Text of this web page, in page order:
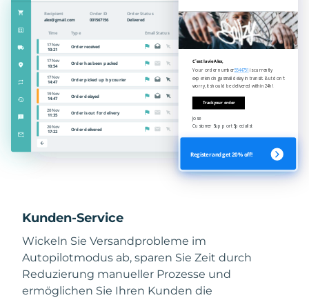
Kunden-Service
Wickeln Sie Versandprobleme im
Autopilotmodus ab, sparen Sie Zeit durch
Reduzierung manueller Prozesse und
ermöglichen Sie Ihren Kunden die